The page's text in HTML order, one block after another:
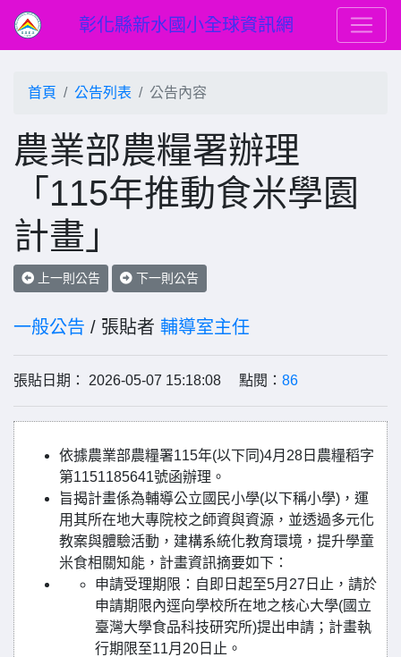
彰化縣新水國小全球資訊網
首頁 公告列表 公告內容
農業部農糧署辦理
「115年推動食米學園
計畫」
上一則公告 下一則公告
一般公告 / 張貼者 輔導室主任
張貼日期： 2026-05-07 15:18:08 點閱： 86
依據農業部農糧署115年(以下同)4月28日農糧稻字
第1151185641號函辦理。
旨揭計畫係為輔導公立國民小學(以下稱小學)，運
用其所在地大專院校之師資與資源，並透過多元化
教案與體驗活動，建構系統化教育環境，提升學童
米食相關知能，計畫資訊摘要如下：
申請受理期限：自即日起至5月27日止，請於
申請期限內逕向學校所在地之核心大學(國立
臺灣大學食品科技研究所)提出申請；計畫執
行期限至11月20日止。